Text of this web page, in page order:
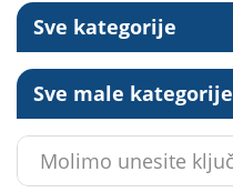
Sve kategorije
Sve male kategorije